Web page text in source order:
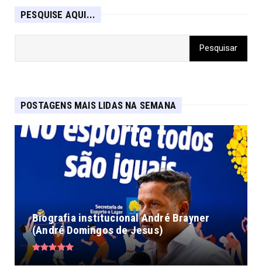
PESQUISE AQUI...
POSTAGENS MAIS LIDAS NA SEMANA
Biografia institucional André Brayner
(André Domingos de Jesus)